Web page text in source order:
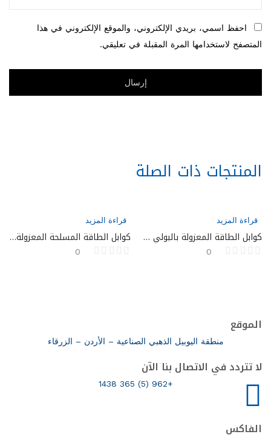
احفظ اسمي، بريدي الإلكتروني، والموقع الإلكتروني في هذا
المتصفح لاستخدامها المرة المقبلة في تعليقي.
المنتجات ذات الصلة
قراءة المزيد
كوابل الطاقة المعزولة بالبولي فينيل كلوريد (PVC) 600/1000 V وفقًا لـ BS 6346
0
قراءة المزيد
كوابل الطاقة المسلحة المعزولة بالبولي إيثيلين المتقاطع (XLPE) 600/1000 V وفقًا لـ BS 5467
0
الموقع
منطقة اليوبيل الذهبي الصناعية – الأردن – الزرقاء
لا تتردد في الاتصال بنا الآن
+962 (5) 365 1438
الفاكس